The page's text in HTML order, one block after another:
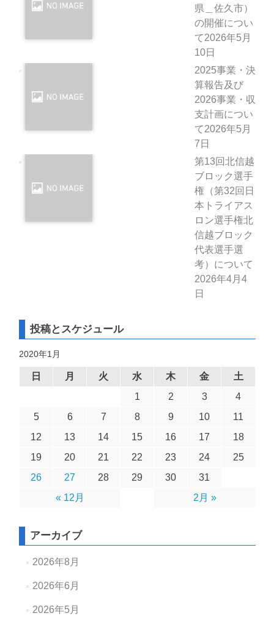
県＿佐久市）
の開催につい
て2026年5月
10日
2025事業・決
算報告及び
2026事業・収
支計画につい
て2026年5月
7日
第13回北信越
ブロック選手
権（第32回日
本トライアス
ロン選手権北
信越ブロック
代表選手選
考）について
2026年4月4
日
投稿とスケジュール
2020年1月
日 月 火 水 木 金 土
« 12月 2月 »
1 2 3
4
5
6 7 8 9 10
11
12
13 14 15 16 17
18
19
20 21 22 23 24
25
26
27 28 29 30 31
アーカイブ
2026年8月
2026年6月
2026年5月